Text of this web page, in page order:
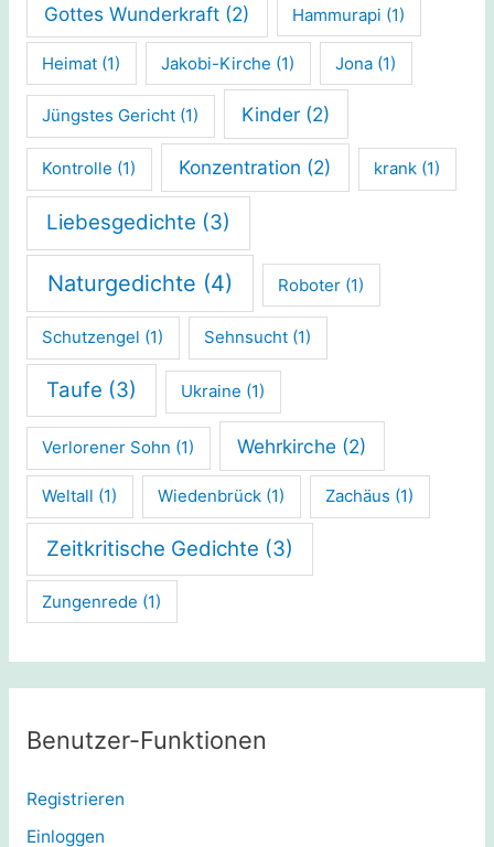
Gottes Wunderkraft (2) Hammurapi (1)
Heimat (1) Jakobi-Kirche (1) Jona (1)
Jüngstes Gericht (1) Kinder (2)
Kontrolle (1) Konzentration (2) krank (1)
Liebesgedichte (3)
Naturgedichte (4) Roboter (1)
Schutzengel (1) Sehnsucht (1)
Taufe (3) Ukraine (1)
Verlorener Sohn (1) Wehrkirche (2)
Weltall (1) Wiedenbrück (1) Zachäus (1)
Zeitkritische Gedichte (3)
Zungenrede (1)
Benutzer-Funktionen
Registrieren
Einloggen